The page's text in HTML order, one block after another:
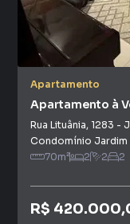
Apartamento
Apartamento à
Rua Lituânia, 1283 -
Condomínio Jardim
70m² 2 2 2
R$